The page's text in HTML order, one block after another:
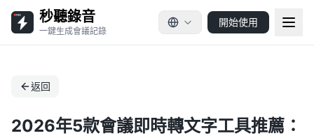
秒聽錄音
一鍵生成會議記錄
開始使用
返回
2026年5款會議即時轉文字工具推薦：